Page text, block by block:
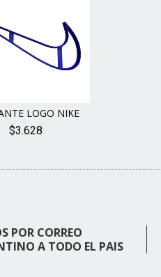
LOGO NIKE
$3.628
POR CORREO
A TODO EL PAIS